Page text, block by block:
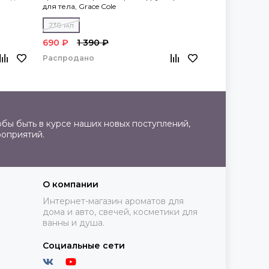
для тела, Grace Cole
238 мл
690 ₽ 1 390 ₽
Распродано
быть в курсе наших новых поступлений,
О компании
Интернет-магазин ароматов для
дома и авто, свечей, косметики для
ванны и душа.
Социальные сети